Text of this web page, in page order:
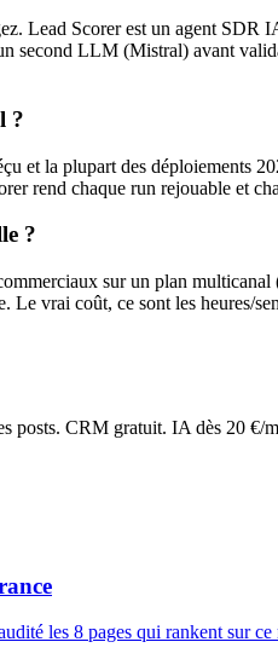
Lead Scorer est un agent
second LLM (Mistral) avant
?
et la plupart des déploiements
rend chaque run rejouable et
?
sur un plan
vrai coût, ce sont les heures/
posts. CRM gratuit. IA dès 20 €/
les 8 pages qui rankent sur